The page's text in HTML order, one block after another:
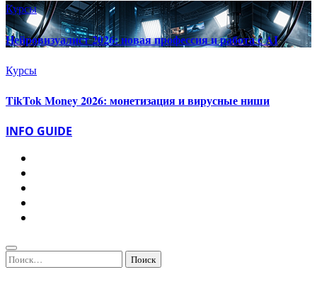
Курсы
Нейровизуалист 2026: новая профессия и работа с AI
Курсы
TikTok Money 2026: монетизация и вирусные ниши
INFO GUIDE
Найти: